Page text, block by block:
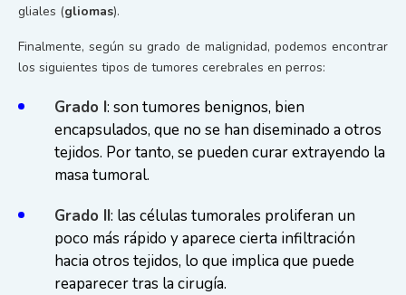
gliales (gliomas).
Finalmente, según su grado de malignidad, podemos encontrar
los siguientes tipos de tumores cerebrales en perros:
Grado I: son tumores benignos, bien
encapsulados, que no se han diseminado a otros
tejidos. Por tanto, se pueden curar extrayendo la
masa tumoral.
Grado II: las células tumorales proliferan un
poco más rápido y aparece cierta infiltración
hacia otros tejidos, lo que implica que puede
reaparecer tras la cirugía.